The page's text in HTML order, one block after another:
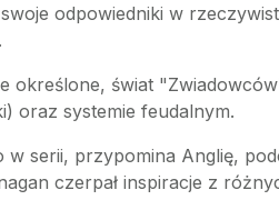
odpowiedniki w
określone, świat
oraz systemie feudalnym.
w serii, przypomina Anglię,
czerpał inspiracje z